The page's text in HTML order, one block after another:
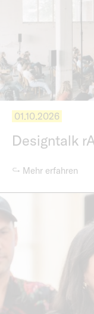
01.10.2026
Designtalk
↪ Mehr erfahren